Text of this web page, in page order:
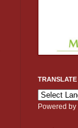
TRANSLATE
Powered by